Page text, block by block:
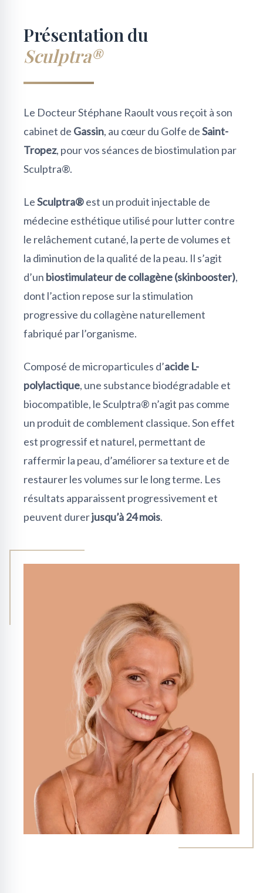
Présentation du
Sculptra®
Le Docteur Stéphane Raoult vous reçoit à son
cabinet de Gassin, au cœur du Golfe deSaint-
Tropez, pour vos séances de biostimulation par
Sculptra®.
LeSculptra®est un produit injectable de
médecine esthétique utilisé pour lutter contre
le relâchement cutané, la perte de volumes et
la diminution de la qualité de la peau. Il s’agit
d’un biostimulateur de collagène (skinbooster),
dont l’action repose sur la stimulation
progressive du collagène naturellement
fabriqué par l’organisme.
Composé de microparticules d’acide L-
polylactique, une substance biodégradable et
biocompatible, le Sculptra® n’agit pas comme
un produit de comblement classique. Son effet
est progressif et naturel, permettant de
raffermir la peau, d’améliorer sa texture et de
restaurer les volumes sur le long terme. Les
résultats apparaissent progressivement et
peuvent durerjusqu’à 24 mois.